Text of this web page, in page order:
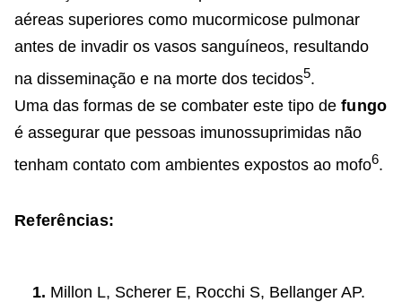
aéreas superiores como mucormicose pulmonar
antes de invadir os vasos sanguíneos, resultando
na disseminação e na morte dos tecidos5.
Uma das formas de se combater este tipo de fungo
é assegurar que pessoas imunossuprimidas não
tenham contato com ambientes expostos ao mofo6.
Referências:
Millon L, Scherer E, Rocchi S, Bellanger AP.